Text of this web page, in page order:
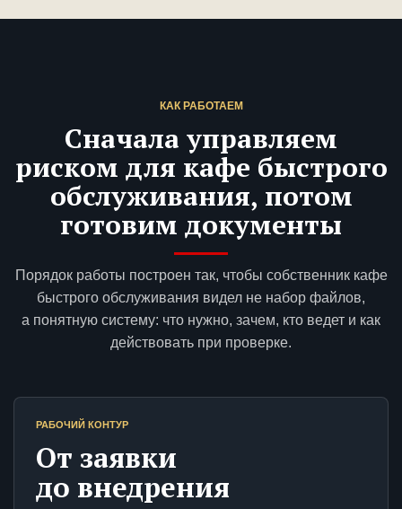
КАК РАБОТАЕМ
Сначала управляем
риском для кафе быстрого
обслуживания, потом
готовим документы
Порядок работы построен так, чтобы собственник кафе
быстрого обслуживания видел не набор файлов,
а понятную систему: что нужно, зачем, кто ведет и как
действовать при проверке.
РАБОЧИЙ КОНТУР
От заявки
до внедрения